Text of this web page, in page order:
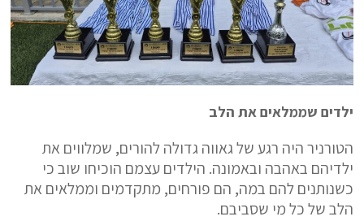
ילדים שממלאים את הלב
הטורניר היה רגע של גאווה גדולה להורים, שמלווים את
ילדיהם באהבה ובאמונה. הילדים עצמם הוכיחו שוב כי
כשנותנים להם במה, הם פורחים, מתקדמים וממלאים את
הלב של כל מי שסביבם.